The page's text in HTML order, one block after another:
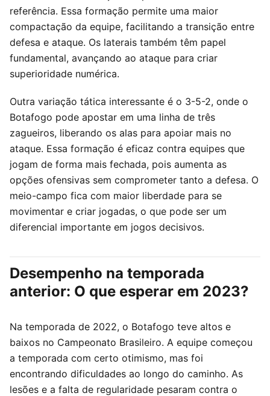
referência. Essa formação permite uma maior
compactação da equipe, facilitando a transição entre
defesa e ataque. Os laterais também têm papel
fundamental, avançando ao ataque para criar
superioridade numérica.
Outra variação tática interessante é o 3-5-2, onde o
Botafogo pode apostar em uma linha de três
zagueiros, liberando os alas para apoiar mais no
ataque. Essa formação é eficaz contra equipes que
jogam de forma mais fechada, pois aumenta as
opções ofensivas sem comprometer tanto a defesa. O
meio-campo fica com maior liberdade para se
movimentar e criar jogadas, o que pode ser um
diferencial importante em jogos decisivos.
Desempenho na temporada
anterior: O que esperar em 2023?
Na temporada de 2022, o Botafogo teve altos e
baixos no Campeonato Brasileiro. A equipe começou
a temporada com certo otimismo, mas foi
encontrando dificuldades ao longo do caminho. As
lesões e a falta de regularidade pesaram contra o